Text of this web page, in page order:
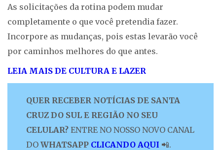
As solicitações da rotina podem mudar
completamente o que você pretendia fazer.
Incorpore as mudanças, pois estas levarão você
por caminhos melhores do que antes.
LEIA MAIS DE CULTURA E LAZER
QUER RECEBER NOTÍCIAS DE SANTA
CRUZ DO SUL E REGIÃO NO SEU
CELULAR? ENTRE NO NOSSO NOVO CANAL
DO WHATSAPP CLICANDO AQUI 📲.